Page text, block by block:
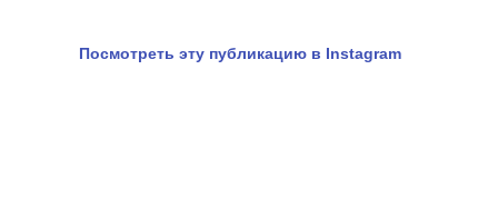
Посмотреть эту публикацию в Instagram